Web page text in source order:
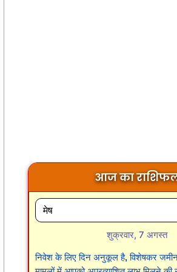
आज का
शुक्रवार, 7 अगस्त
निवेश के लिए दिन अनुकूल है, विशेषकर